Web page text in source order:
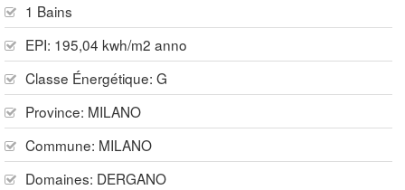
1 Bains
EPI: 195,04 kwh/m2 anno
Classe Énergétique: G
Province: MILANO
Commune: MILANO
Domaines: DERGANO